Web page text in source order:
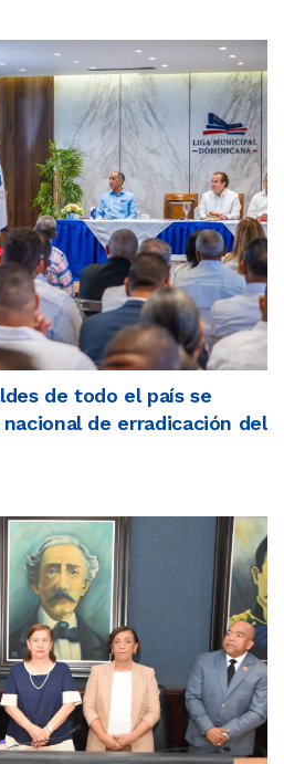
de todo el país se
de erradicación del